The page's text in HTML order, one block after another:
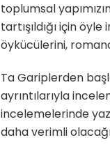
toplumsal
tartışıldığı için
öykücülerini,
Ta Gariplerden
ayrıntılarıyla
incelemelerinde
daha verimli